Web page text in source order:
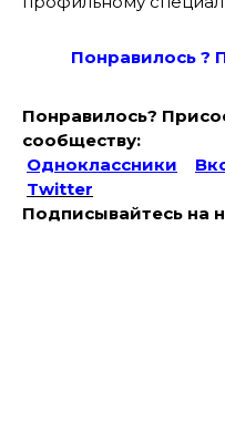
Понравилось ?
Понравилось?
сообществу:
Одноклассники
Twitter
Подписывайтесь на